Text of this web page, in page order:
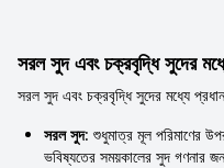
সরল সুদ এবং চক্রবৃদ্ধি সুদের
সরল সুদ এবং চক্রবৃদ্ধি সুদের মধ্যে
সরল সুদ: শুধুমাত্র মূল পরিমাণের
ভবিষ্যতের সময়কালের সুদ গণনার